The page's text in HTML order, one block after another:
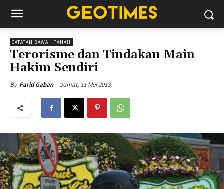
CATATAN BAWAH TANAH
Terorisme dan Tindakan Main
Hakim Sendiri
By Farid Gaban Jumat, 11 Mei 2018